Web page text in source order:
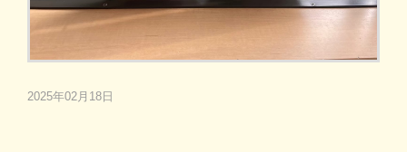
2025年02月18日